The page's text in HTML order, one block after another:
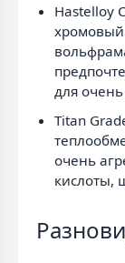
Hastelloy
хромовый
для
Titan
очень
кислоты,